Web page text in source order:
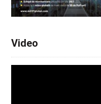
Video